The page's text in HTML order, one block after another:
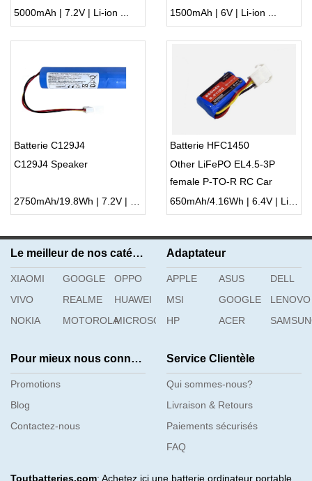
battery
5000mAh | 7.2V | Li-ion ...
1500mAh | 6V | Li-ion ...
Batterie C129J4
C129J4 Speaker
2750mAh/19.8Wh | 7.2V | Li-ion ...
Batterie HFC1450
Other LiFePO EL4.5-3P
female P-TO-R RC Car
Speed Boat
650mAh/4.16Wh | 6.4V | Li-ion ...
Le meilleur de nos catégories
XIAOMI GOOGLE
OPPO
VIVO
REALME
HUAWEI
NOKIA
MOTOROLAMICROSOFT
Adaptateur
APPLE ASUS
DELL
MSI
GOOGLE
LENOVO
HP
ACER
Pour mieux nous connaître
Promotions
Blog
Contactez-nous
Service Clientèle
Qui sommes-nous?
Livraison & Retours
Paiements sécurisés
FAQ
Toutbatteries.com: Achetez ici une batterie ordinateur portable